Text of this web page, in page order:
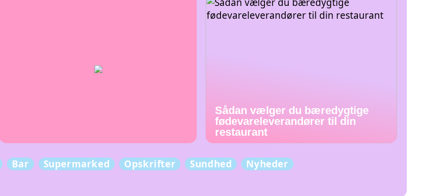
Sådan vælger du bæredygtige
fødevareleverandører til din
restaurant
Bar Supermarked Opskrifter Sundhed Nyheder